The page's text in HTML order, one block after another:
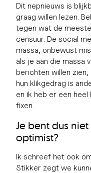
Dit nepnieuws is
graag willen lezen.
tegen wat de
censuur. De social
massa, onbewust
als je aan die massa
berichten willen
hun klikgedrag is
en ik heb er een
fixen.
Je bent dus
optimist?
Ik schreef het ook
Stikker zegt we